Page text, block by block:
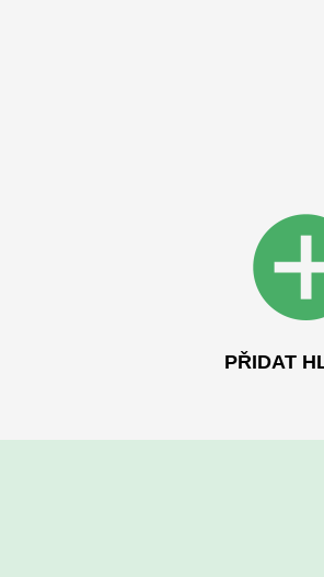
PŘIDAT